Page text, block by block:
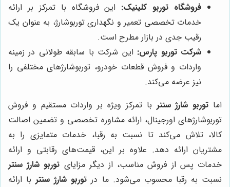
فروشگاه توربو کلینیک: این فروشگاه با تمرکز بر ارائه
خدمات تخصصی تعمیر و نگهداری توربوشارژ، به عنوان یک
رقیب جدی در بازار مطرح است.
شرکت توربو پارس: این شرکت با سابقه طولانی در زمینه
واردات و فروش قطعات خودرو، توربوشارژهای مختلفی را
نیز عرضه می‌کند.
اما توربو شارژ سنتر با تمرکز ویژه بر واردات مستقیم و فروش
توربوشارژهای اورجینال، ارائه مشاوره تخصصی و تضمین اصالت
کالا، تلاش می‌کند تا نسبت به رقبا، خدمات متمایزی را به
مشتریان ارائه دهد. علاوه بر این، قیمت‌های رقابتی و ارائه
خدمات پس از فروش مناسب، از دیگر مزایای توربو شارژ سنتر
نسبت به رقبا محسوب می‌شود. ما در توربو شارژ سنتر با ارائه